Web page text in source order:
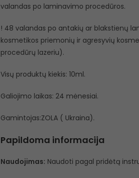
valandas po laminavimo procedūros.
! 48 valandas po antakių ar blakstienų
kosmetikos priemonių ir agresyvių
procedūrų lazeriu).
Visų produktų kiekis: 10ml.
Galiojimo laikas: 24 mėnesiai.
Gamintojas:ZOLA ( Ukraina).
Papildoma informacija
Naudojimas: Naudoti pagal pridėtą